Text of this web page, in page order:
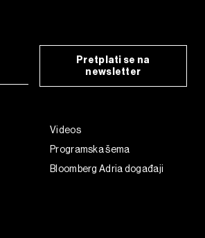
Pretplati se na
newsletter
Videos
Programska šema
Bloomberg Adria događaji